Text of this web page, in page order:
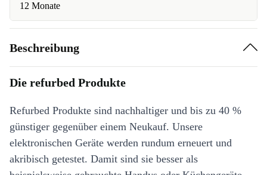
12 Monate
Beschreibung
Die refurbed Produkte
Refurbed Produkte sind nachhaltiger und bis zu 40 %
günstiger gegenüber einem Neukauf. Unsere
elektronischen Geräte werden rundum erneuert und
akribisch getestet. Damit sind sie besser als